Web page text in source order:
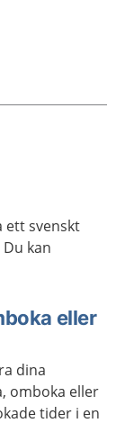
ett svenskt
kan
eller
dina
omboka eller
tider i en